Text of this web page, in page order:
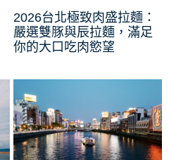
2026台北極致肉盛拉麵：
嚴選雙豚與辰拉麵，滿足
你的大口吃肉慾望